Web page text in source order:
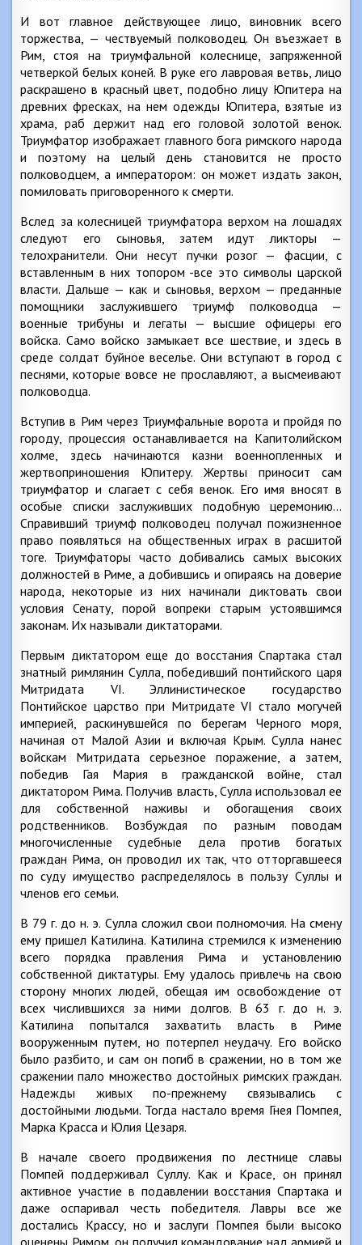
И вот главное действующее лицо, виновник всего
торжества, — чествуемый полководец. Он въезжает в
Рим, стоя на триумфальной колеснице, запряженной
четверкой белых коней. В руке его лавровая ветвь, лицо
раскрашено в красный цвет, подобно лицу Юпитера на
древних фресках, на нем одежды Юпитера, взятые из
храма, раб держит над его головой золотой венок.
Триумфатор изображает главного бога римского народа
и поэтому на целый день становится не просто
полководцем, а императором: он может издать закон,
помиловать приговоренного к смерти.
Вслед за колесницей триумфатора верхом на лошадях
следуют его сыновья, затем идут ликторы —
телохранители. Они несут пучки розог — фасции, с
вставленным в них топором -все это символы царской
власти. Дальше — как и сыновья, верхом — преданные
помощники заслужившего триумф полководца —
военные трибуны и легаты — высшие офицеры его
войска. Само войско замыкает все шествие, и здесь в
среде солдат буйное веселье. Они вступают в город с
песнями, которые вовсе не прославляют, а высмеивают
полководца.
Вступив в Рим через Триумфальные ворота и пройдя по
городу, процессия останавливается на Капитолийском
холме, здесь начинаются казни военнопленных и
жертвоприношения Юпитеру. Жертвы приносит сам
триумфатор и слагает с себя венок. Его имя вносят в
особые списки заслуживших подобную церемонию…
Справивший триумф полководец получал пожизненное
право появляться на общественных играх в расшитой
тоге. Триумфаторы часто добивались самых высоких
должностей в Риме, а добившись и опираясь на доверие
народа, некоторые из них начинали диктовать свои
условия Сенату, порой вопреки старым устоявшимся
законам. Их называли диктаторами.
Первым диктатором еще до восстания Спартака стал
знатный римлянин Сулла, победивший понтийского царя
Митридата VI. Эллинистическое государство
Понтийское царство при Митридате VI стало могучей
империей, раскинувшейся по берегам Черного моря,
начиная от Малой Азии и включая Крым. Сулла нанес
войскам Митридата серьезное поражение, а затем,
победив Гая Мария в гражданской войне, стал
диктатором Рима. Получив власть, Сулла использовал ее
для собственной наживы и обогащения своих
родственников. Возбуждая по разным поводам
многочисленные судебные дела против богатых
граждан Рима, он проводил их так, что отторгавшееся
по суду имущество распределялось в пользу Суллы и
членов его семьи.
В 79 г. до н. э. Сулла сложил свои полномочия. На смену
ему пришел Катилина. Катилина стремился к изменению
всего порядка правления Рима и установлению
собственной диктатуры. Ему удалось привлечь на свою
сторону многих людей, обещая им освобождение от
всех числившихся за ними долгов. В 63 г. до н. э.
Катилина попытался захватить власть в Риме
вооруженным путем, но потерпел неудачу. Его войско
было разбито, и сам он погиб в сражении, но в том же
сражении пало множество достойных римских граждан.
Надежды живых по-прежнему связывались с
достойными людьми. Тогда настало время Гнея Помпея,
Марка Красса и Юлия Цезаря.
В начале своего продвижения по лестнице славы
Помпей поддерживал Суллу. Как и Красе, он принял
активное участие в подавлении восстания Спартака и
даже оспаривал честь победителя. Лавры все же
достались Крассу, но и заслуги Помпея были высоко
оценены Римом, он получил командование над армией и